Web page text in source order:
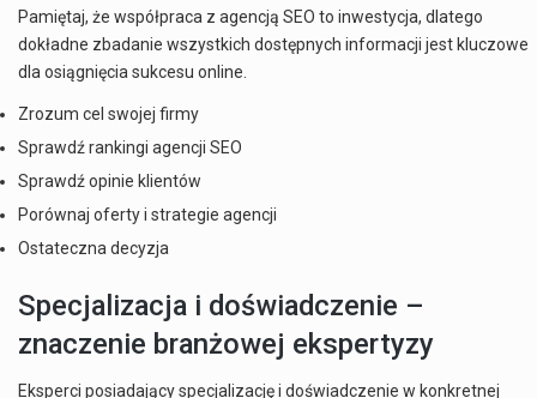
Pamiętaj, że współpraca z agencją SEO to inwestycja, dlatego
dokładne zbadanie wszystkich dostępnych informacji jest kluczowe
dla osiągnięcia sukcesu online.
Zrozum cel swojej firmy
Sprawdź rankingi agencji SEO
Sprawdź opinie klientów
Porównaj oferty i strategie agencji
Ostateczna decyzja
Specjalizacja i doświadczenie –
znaczenie branżowej ekspertyzy
Eksperci posiadający specjalizację i doświadczenie w konkretnej